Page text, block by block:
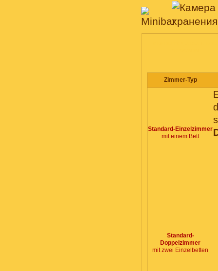
Zimmer-Typ
Standard-Einzelzimmer
mit einem Bett
Standard-
Doppelzimmer
mit zwei Einzelbetten